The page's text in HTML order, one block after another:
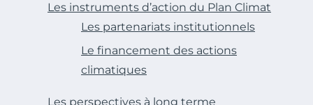
Les instruments d’action du Plan Climat
Les partenariats institutionnels
Le financement des actions
climatiques
Les perspectives à long terme